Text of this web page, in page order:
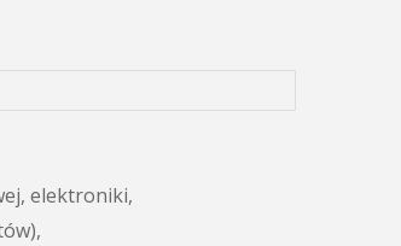
elektroniki,